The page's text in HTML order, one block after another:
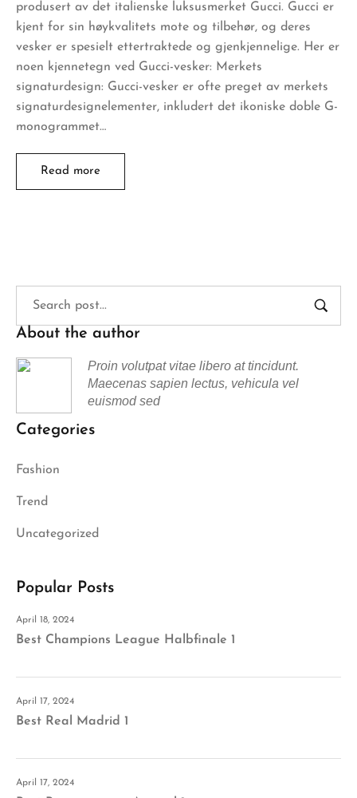
produsert av det italienske luksusmerket Gucci. Gucci er
kjent for sin høykvalitets mote og tilbehør, og deres
vesker er spesielt ettertraktede og gjenkjennelige. Her er
noen kjennetegn ved Gucci-vesker: Merkets
signaturdesign: Gucci-vesker er ofte preget av merkets
signaturdesignelementer, inkludert det ikoniske doble G-
monogrammet…
Read more
About the author
Proin volutpat vitae libero at tincidunt.
Maecenas sapien lectus, vehicula vel
euismod sed
Categories
Fashion
Trend
Uncategorized
Popular Posts
April 18, 2024
Best Champions League Halbfinale 1
April 17, 2024
Best Real Madrid 1
April 17, 2024